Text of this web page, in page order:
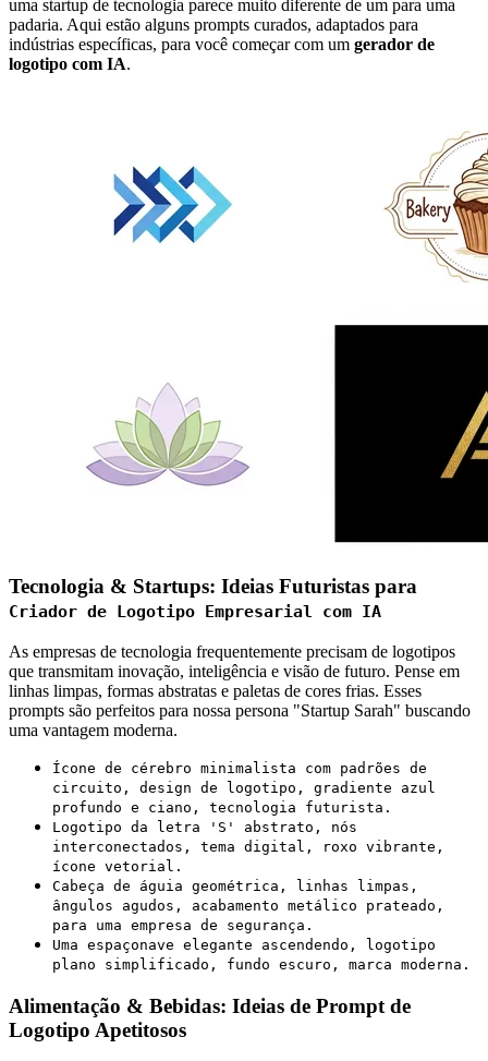
uma startup de tecnologia parece muito diferente de um para uma
padaria. Aqui estão alguns prompts curados, adaptados para
indústrias específicas, para você começar com um gerador de
logotipo com IA.
Tecnologia & Startups: Ideias Futuristas para
Criador de Logotipo Empresarial com IA
As empresas de tecnologia frequentemente precisam de logotipos
que transmitam inovação, inteligência e visão de futuro. Pense em
linhas limpas, formas abstratas e paletas de cores frias. Esses
prompts são perfeitos para nossa persona "Startup Sarah" buscando
uma vantagem moderna.
Ícone de cérebro minimalista com padrões de
circuito, design de logotipo, gradiente azul
profundo e ciano, tecnologia futurista.
Logotipo da letra 'S' abstrato, nós
interconectados, tema digital, roxo vibrante,
ícone vetorial.
Cabeça de águia geométrica, linhas limpas,
ângulos agudos, acabamento metálico prateado,
para uma empresa de segurança.
Uma espaçonave elegante ascendendo, logotipo
plano simplificado, fundo escuro, marca moderna.
Alimentação & Bebidas: Ideias de Prompt de
Logotipo Apetitosos